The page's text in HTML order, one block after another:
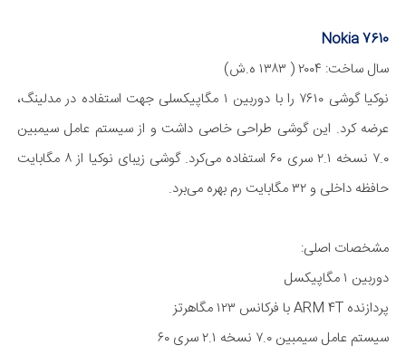
Nokia 7610
سال ساخت: ۲۰۰۴ ( ۱۳۸۳ ه.ش)
نوکیا گوشی ۷۶۱۰ را با دوربین ۱ مگا‌پیکسلی جهت استفاده در مدلینگ،
عرضه کرد. این گوشی طراحی خاصی داشت و از سیستم عامل سیمبین
۷.۰ نسخه ۲.۱ سری ۶۰ استفاده می‌کرد. گوشی زیبای نوکیا از ۸ مگا‌‌بایت
حافظه داخلی و ۳۲ مگا‌بایت رم بهره می‌برد.
مشخصات اصلی:
دوربین ۱ مگا‌پیکسل
پردازنده ARM 4T با فرکانس ۱۲۳ مگا‌هرتز
سیستم عامل سیمبین ۷.۰ نسخه ۲.۱ سری ۶۰